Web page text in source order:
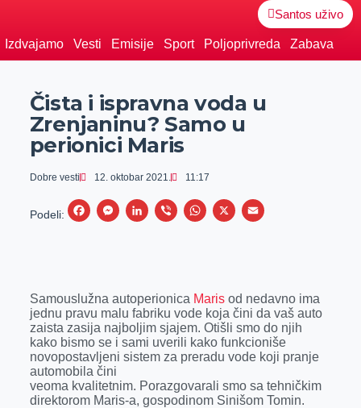
Santos uživo
Izdvajamo Vesti Emisije Sport Poljoprivreda Zabava
Čista i ispravna voda u
Zrenjaninu? Samo u
perionici Maris
Dobre vesti 12. oktobar 2021. 11:17
Podeli:
F
b
o
o
k
M
e
n
g
r
L
e
d
I
V
r
W
s
A
p
X
E
l
Samouslužna autoperionica Marisod nedavno ima
jednu pravu malu fabriku vode koja čini da vaš auto
zaista zasija najboljim sjajem. Otišli smo do njih
kako bismo se i sami uverili kako funkcioniše
novopostavljeni sistem za preradu vode koji pranje
automobila čini
veoma kvalitetnim. Porazgovarali smo sa tehničkim
direktorom Maris-a, gospodinom Sinišom Tomin.